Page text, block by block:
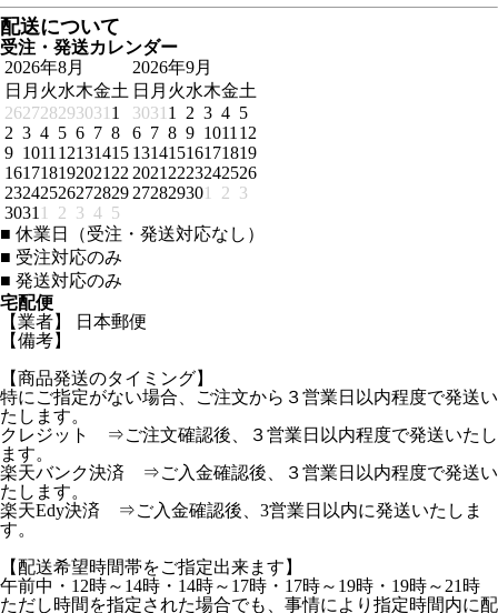
配送について
受注・発送カレンダー
2026年8月
日 月 火水木金土
262728293031 1
2 3 4 5 6 7 8
9 1011 12131415
161718192021 22
23242526272829
3031 1 2 3 4 5
2026年9月
日 月 火水木金土
3031 1 2 3 4 5
6 7 8 9 1011 12
13141516171819
2021 2223242526
272829301 2 3
■ 休業日（受注・発送対応なし）
■ 受注対応のみ
■ 発送対応のみ
宅配便
【業者】 日本郵便
【備考】
【商品発送のタイミング】
特にご指定がない場合、ご注文から３営業日以内程度で発送い
たします。
クレジット ⇒ご注文確認後、３営業日以内程度で発送いたし
ます。
楽天バンク決済 ⇒ご入金確認後、３営業日以内程度で発送い
たします。
楽天Edy決済 ⇒ご入金確認後、3営業日以内に発送いたしま
す。
【配送希望時間帯をご指定出来ます】
午前中・12時～14時・14時～17時・17時～19時・19時～21時
ただし時間を指定された場合でも、事情により指定時間内に配